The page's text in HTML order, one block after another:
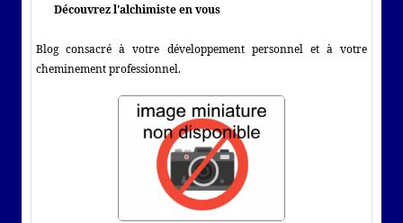
Découvrez l'alchimiste en vous
Blog consacré à votre développement personnel et à votre
cheminement professionnel.